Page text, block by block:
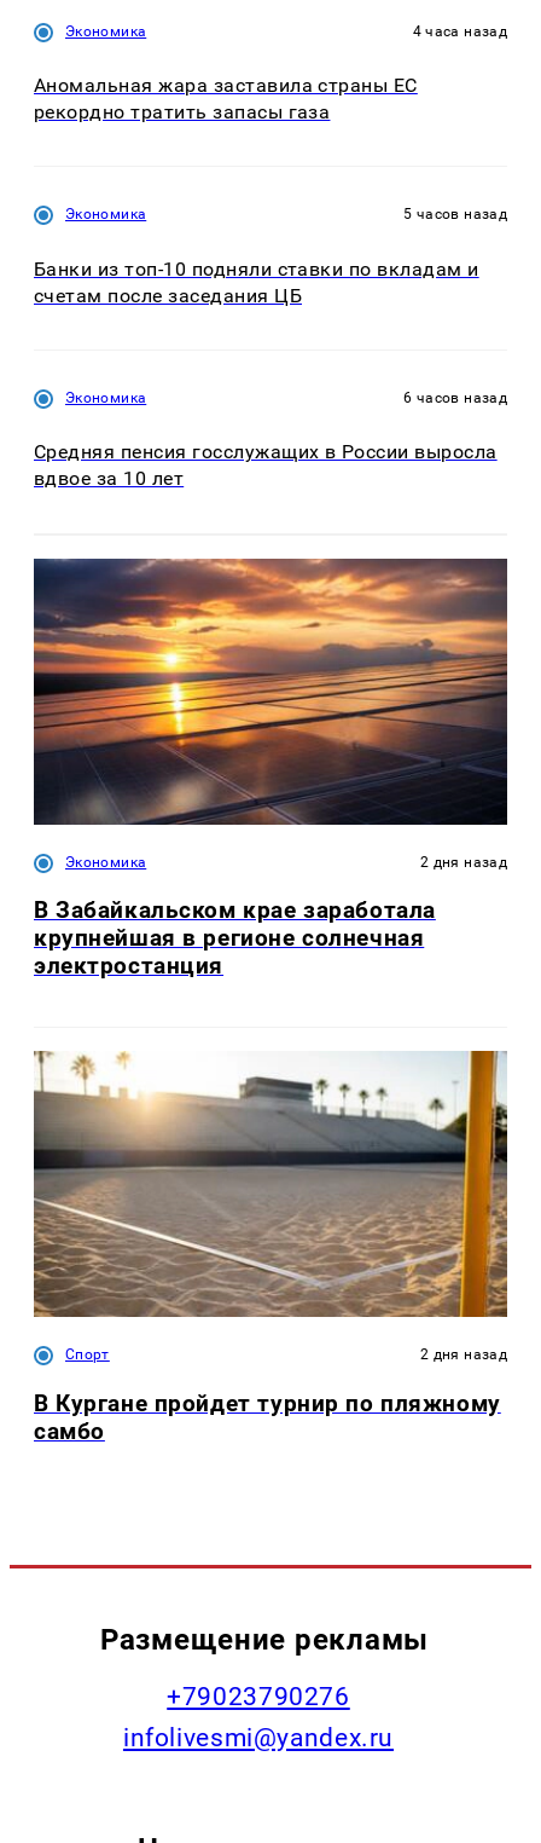
Экономика 4 часа назад
Аномальная жара заставила страны ЕС
рекордно тратить запасы газа
Экономика 5 часов назад
Банки из топ-10 подняли ставки по вкладам и
счетам после заседания ЦБ
Экономика 6 часов назад
Средняя пенсия госслужащих в России выросла
вдвое за 10 лет
Экономика 2 дня назад
В Забайкальском крае заработала
крупнейшая в регионе солнечная
электростанция
Спорт 2 дня назад
В Кургане пройдет турнир по пляжному
самбо
Размещение рекламы
+79023790276
infolivesmi@yandex.ru